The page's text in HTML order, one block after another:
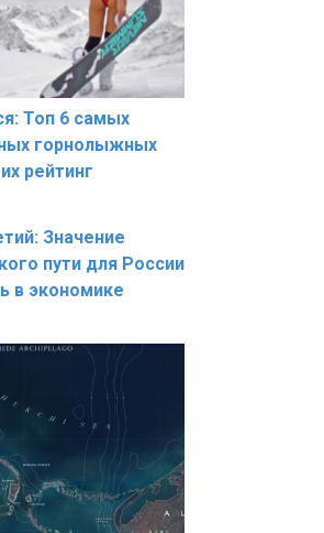
Топ 6 самых
горнолыжных
рейтинг
Значение
пути для России
в экономике